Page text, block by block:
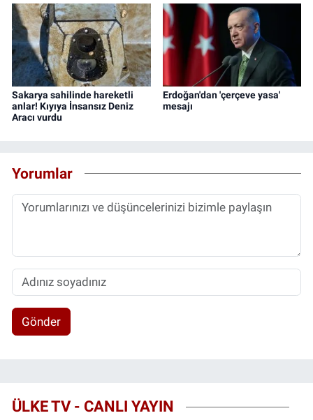
Sakarya sahilinde hareketli
anlar! Kıyıya İnsansız Deniz
Aracı vurdu
Erdoğan'dan 'çerçeve yasa'
mesajı
Yorumlar
Gönder
ÜLKE TV - CANLI YAYIN